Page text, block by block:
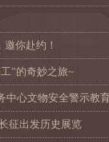
你赴约！
”的奇妙之旅~
心文物安全警示教
征出发历史展览